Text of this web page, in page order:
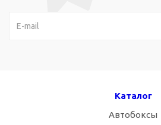
Каталог
Автобоксы